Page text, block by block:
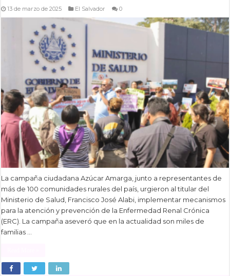
13 de marzo de 2025 El Salvador 0
La campaña ciudadana Azúcar Amarga, junto a representantes de
más de 100 comunidades rurales del país, urgieron al titular del
Ministerio de Salud, Francisco José Alabi, implementar mecanismos
para la atención y prevención de la Enfermedad Renal Crónica
(ERC). La campaña aseveró que en la actualidad son miles de
familias …